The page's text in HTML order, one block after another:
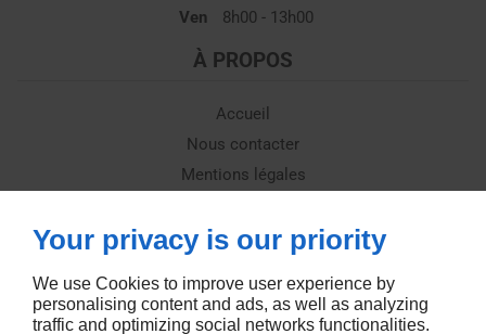
Ven
8h00 - 13h00
À PROPOS
Accueil
Nous contacter
Mentions légales
SUIVEZ-NOUS
Your privacy is our priority
We use Cookies to improve user experience by
personalising content and ads, as well as analyzing
traffic and optimizing social networks functionalities.